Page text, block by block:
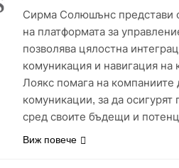
Сирма Солюшънс представи
на платформата за
позволява цялостна
комуникация и навигация на
Лоякс помага на компаниите
комуникации, за да
сред своите бъдещи и
Виж повече